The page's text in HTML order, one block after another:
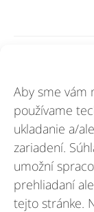
Aby sme vám
používame
ukladanie a/
zariadení.
umožní
prehliadaní
tejto stránke.
©